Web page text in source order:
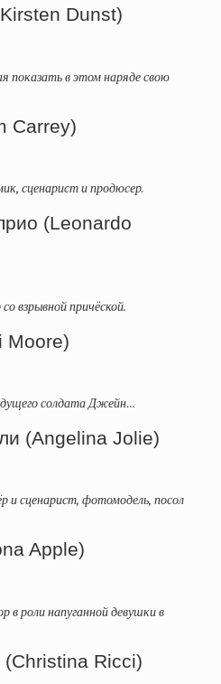
Dunst)
показать в этом наряде свою
Carrey)
сценарист и продюсер.
(Leonardo
взрывной причёской.
Moore)
солдата Джейн…
(Angelina Jolie)
и сценарист, фотомодель, посол
Apple)
в роли напуганной девушки в
Ricci)